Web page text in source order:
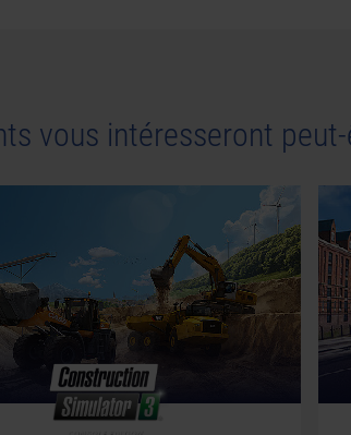
vous intéresseront
© [Translate to French:]